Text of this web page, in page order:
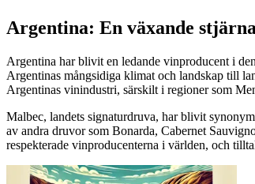
Argentina: En växande
Argentina har blivit en ledande vinproducent i
Argentinas mångsidiga klimat och landskap till
Argentinas vinindustri, särskilt i regioner som
Malbec, landets signaturdruva, har blivit
av andra druvor som Bonarda, Cabernet
respekterade vinproducenterna i världen, och